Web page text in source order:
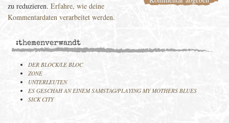
zu reduzieren. Erfahre, wie deine
Kommentardaten verarbeitet werden.
:themenverwandt
DER BLOCK/LE BLOC
ZONE
UNTERLEUTEN
ES GESCHAH AN EINEM SAMSTAG/PLAYING MY MOTHERS BLUES
SICK CITY